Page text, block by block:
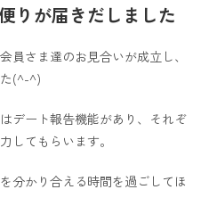
りが届きだしました
員さま達のお見合いが成立し、
(^-^)
デート報告機能があり、それぞ
してもらいます。
分かり合える時間を過ごしてほ